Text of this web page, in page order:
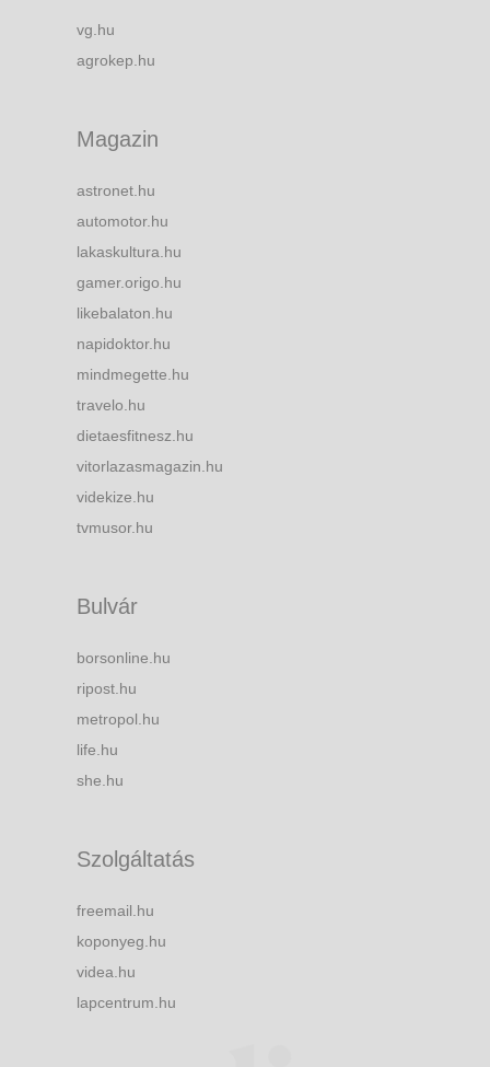
vg.hu
agrokep.hu
Magazin
astronet.hu
automotor.hu
lakaskultura.hu
gamer.origo.hu
likebalaton.hu
napidoktor.hu
mindmegette.hu
travelo.hu
dietaesfitnesz.hu
vitorlazasmagazin.hu
videkize.hu
tvmusor.hu
Bulvár
borsonline.hu
ripost.hu
metropol.hu
life.hu
she.hu
Szolgáltatás
freemail.hu
koponyeg.hu
videa.hu
lapcentrum.hu